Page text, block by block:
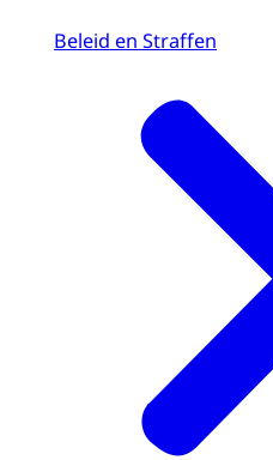
Beleid en Straffen